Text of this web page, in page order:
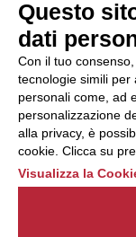
reclamo
una
https://
Questo
dati
Con il tuo
tecnologie simili per
personali come, ad
personalizzazione
alla privacy, è
cookie. Clicca su
Visualizza la